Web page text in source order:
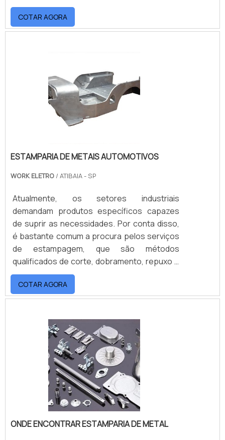
responsável por confeccionar peças em
tamanhos específicos para que
desempenhem a sua função corretamente
usinagem de peças é feita por meio da
tecnologia CNC, que é uma máquina
computadorizada que .
COTAR AGORA
ESTAMPARIA DE METAIS AUTOMOTIVOS
WORK ELETRO / ATIBAIA - SP
Atualmente, os setores industriais
demandam produtos específicos capazes
de suprir as necessidades. Por conta disso,
é bastante comum a procura pelos serviços
de estampagem, que são métodos
qualificados de corte, dobramento, repuxo e
outros trabalhos em chapas metálicas
variadas, a fim de dar forma para diferentes
peças.VANTAGENS DA ESTAMPARIA DE
do tamanho, do formato ou da espessura
das peças, a estamparia é capaz de realizá-
las com alta qualidade. Isso porq.
COTAR AGORA
ONDE ENCONTRAR ESTAMPARIA DE METAL